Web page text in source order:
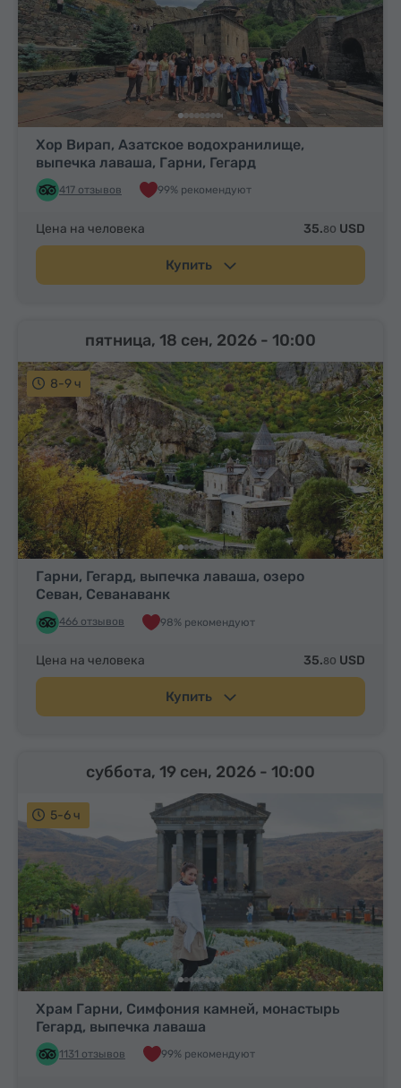
Хор Вирап, Азатское водохранилище,
выпечка лаваша, Гарни, Гегард
417 отзывов 99% рекомендуют
Цена на человека 35.80 USD
Купить
8-9 ч
Гарни, Гегард, выпечка лаваша, озеро
Севан, Севанаванк
466 отзывов 98% рекомендуют
пятница, 18 сен, 2026 - 10:00
Цена на человека 35.80 USD
Купить
5-6 ч
Храм Гарни, Симфония камней, монастырь
Гегард, выпечка лаваша
1131 отзывов 99% рекомендуют
суббота, 19 сен, 2026 - 10:00